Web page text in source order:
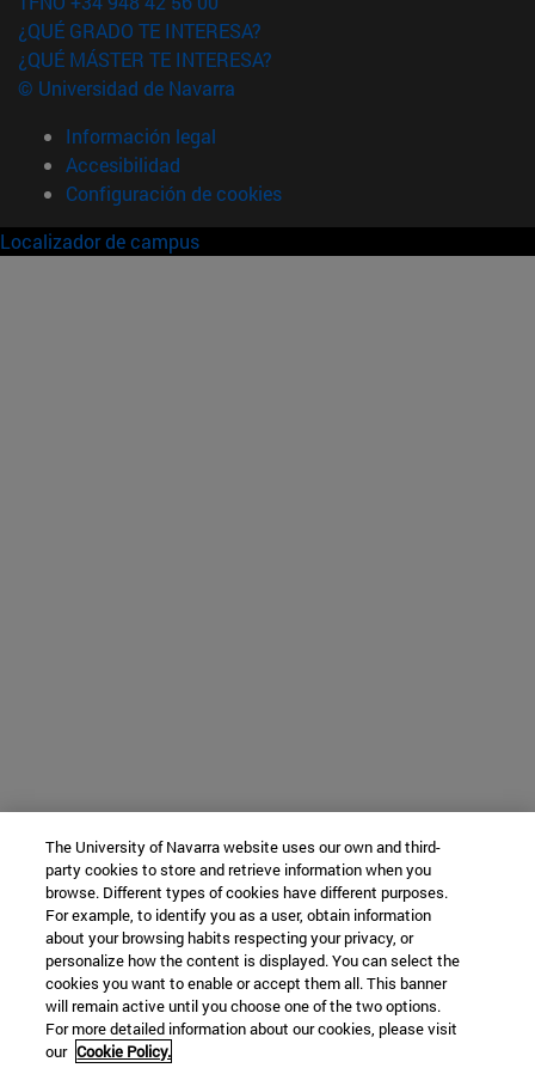
¿QUÉ GRADO TE INTERESA?
¿QUÉ MÁSTER TE INTERESA?
© Universidad de Navarra
Información legal
Accesibilidad
Configuración de cookies
Localizador de campus
The University of Navarra website uses our own and third-
party cookies to store and retrieve information when you
browse. Different types of cookies have different purposes.
For example, to identify you as a user, obtain information
about your browsing habits respecting your privacy, or
personalize how the content is displayed. You can select the
cookies you want to enable or accept them all. This banner
will remain active until you choose one of the two options.
For more detailed information about our cookies, please visit
our Cookie Policy.